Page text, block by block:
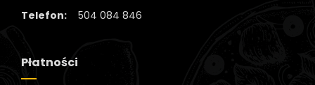
Telefon:
504 084 846
Płatności